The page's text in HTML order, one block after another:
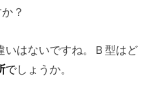
？
はないですね。Ｂ型はど
でしょうか。